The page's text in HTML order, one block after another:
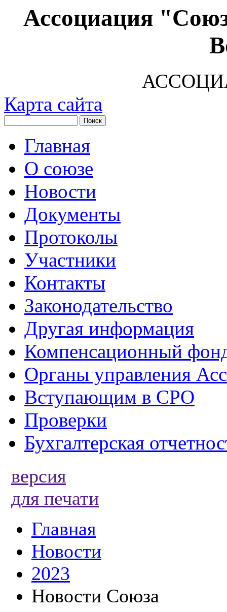
Ассоциация
Карта сайта
Главная
О союзе
Новости
Документы
Протоколы
Участники
Контакты
Законодательство
Другая информация
Компенсационный
Органы управления
Вступающим в СРО
Проверки
Бухгалтерская
версия
для печати
Главная
Новости
2023
Новости Союза